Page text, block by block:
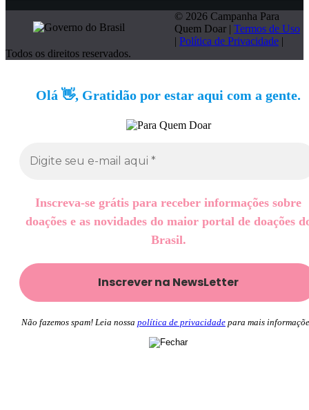
© 2026 Campanha Para
Quem Doar | Termos de Uso
| Política de Privacidade |
Todos os direitos reservados.
Olá 👋, Gratidão por estar aqui com a gente.
Inscreva-se grátis para receber informações sobre
doações e as novidades do maior portal de doações
Brasil.
Não fazemos spam! Leia nossa política de privacidade para mais